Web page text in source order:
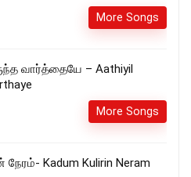
More Songs
வார்த்தையே – Aathiyil
More Songs
நேரம்- Kadum Kulirin Neram